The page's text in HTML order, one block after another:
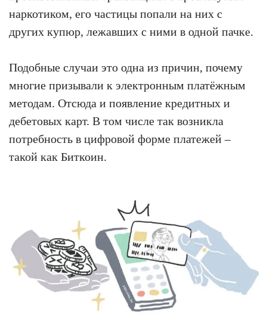
наркотиком, его частицы попали на них с
других купюр, лежавших с ними в одной пачке.
Подобные случаи это одна из причин, почему
многие призывали к электронным платёжным
методам. Отсюда и появление кредитных и
дебетовых карт. В том числе так возникла
потребность в цифровой форме платежей –
такой как Биткоин.